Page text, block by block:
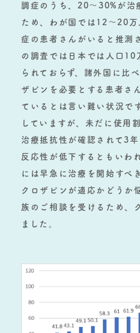
調症のうち、20～30%が治
ため、わが国では12～20
症の患者さんがいると推測
の調査では日本では人口
られておらず、諸外国に比
ザピンを必要とする患者さ
ているとは言い難い状況で
していますが、未だに使用
治療抵抗性が確認されて3
反応性が低下するともいわ
には早急に治療を開始すべ
クロザピンが適応かどうか
族のご相談を受けるため、
ました。